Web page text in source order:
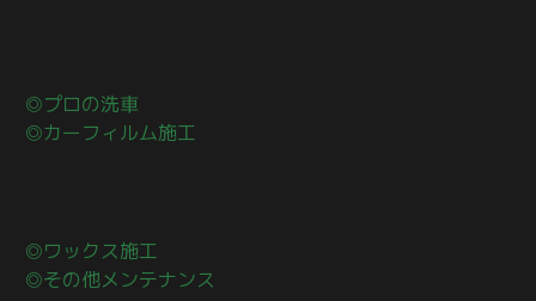
◎プロの洗車
◎カーフィルム施工
◎ワックス施工
◎その他メンテナンス